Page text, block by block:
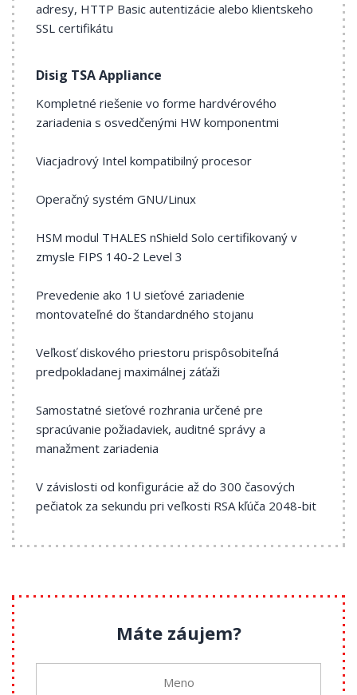
adresy, HTTP Basic autentizácie alebo klientskeho
SSL certifikátu
Disig TSA Appliance
Kompletné riešenie vo forme hardvérového
zariadenia s osvedčenými HW komponentmi
Viacjadrový Intel kompatibilný procesor
Operačný systém GNU/Linux
HSM modul THALES nShield Solo certifikovaný v
zmysle FIPS 140-2 Level 3
Prevedenie ako 1U sieťové zariadenie
montovateľné do štandardného stojanu
Veľkosť diskového priestoru prispôsobiteľná
predpokladanej maximálnej záťaži
Samostatné sieťové rozhrania určené pre
spracúvanie požiadaviek, auditné správy a
manažment zariadenia
V závislosti od konfigurácie až do 300 časových
pečiatok za sekundu pri veľkosti RSA kľúča 2048-bit
Máte záujem?